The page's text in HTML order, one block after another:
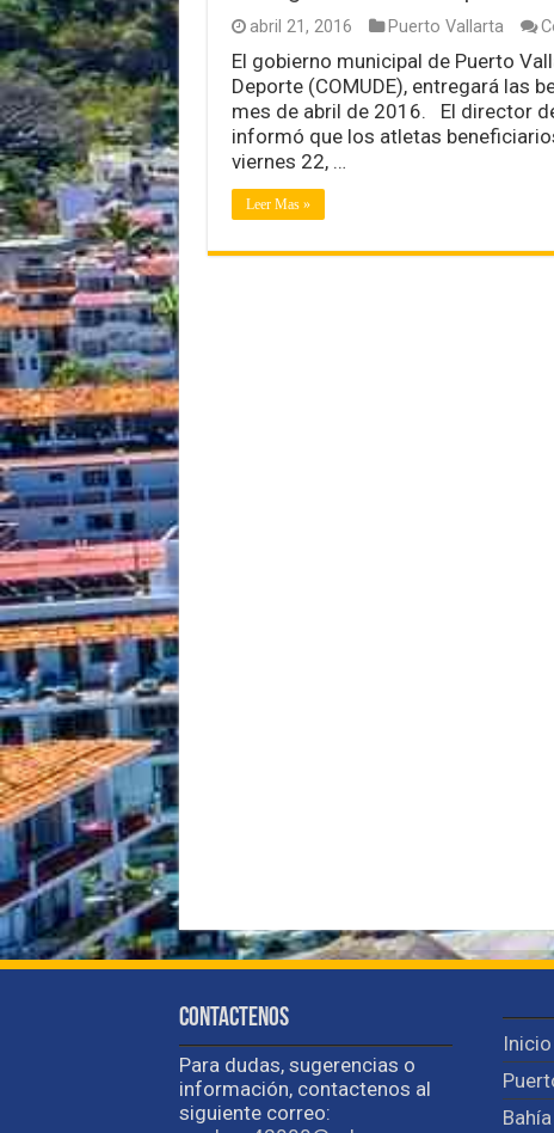
abril 21, 2016 Puerto Vallarta
El gobierno municipal de Puerto
Deporte (COMUDE), entregará las
mes de abril de 2016. El director
informó que los atletas
viernes 22, …
Leer Mas »
Contactenos
Para dudas, sugerencias o
información, contactenos al
siguiente correo:
Inicio